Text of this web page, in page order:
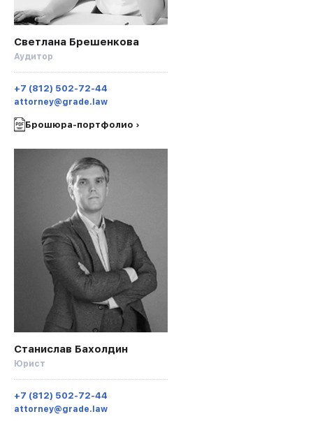
Светлана Брешенкова
Аудитор
+7 (812) 502-72-44
attorney@grade.law
Брошюра-портфолио ›
Станислав Бахолдин
Юрист
+7 (812) 502-72-44
attorney@grade.law